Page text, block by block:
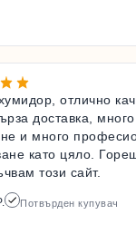
отлично
доставка,
и много
като цяло.
този сайт.
Потвърден купувач